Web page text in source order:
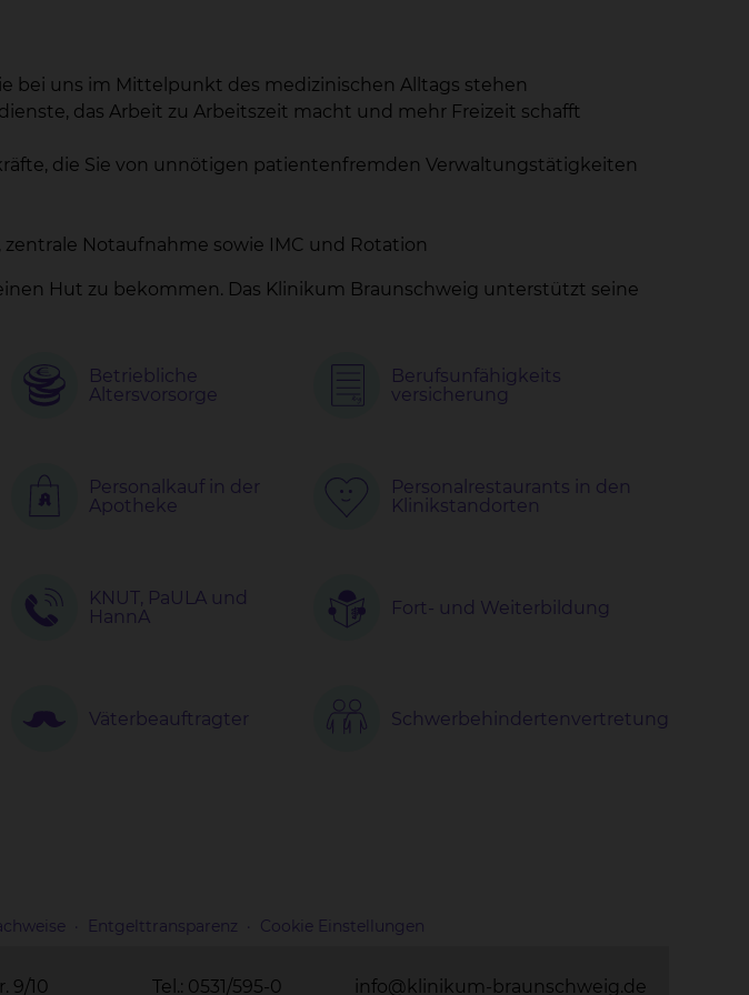
bei uns im Mittelpunkt des medizinischen Alltags stehen
das Arbeit zu Arbeitszeit macht und mehr Freizeit schafft
die Sie von unnötigen patientenfremden Verwaltungstätigkeiten
Notaufnahme sowie IMC und Rotation
Hut zu bekommen. Das Klinikum Braunschweig unterstützt seine
Betriebliche
Altersvorsorge
Berufsunfähigkeits
versicherung
Personalkauf in der
Apotheke
Personalrestaurants in den
Klinikstandorten
KNUT, PaULA und
HannA
Fort- und Weiterbildung
Väterbeauftragter Schwerbehindertenvertretung
Entgelttransparenz Cookie Einstellungen
9/10 Tel.: 0531/595-0 info@klinikum-braunschweig.de